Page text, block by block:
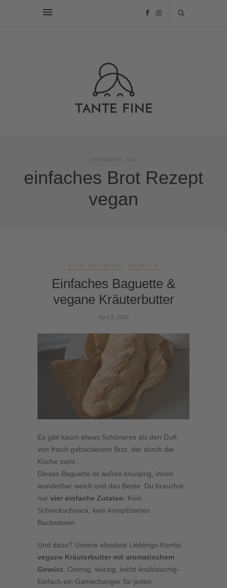
BROWSING TAG
einfaches Brot Rezept
vegan
ALLE BEITRÄGE REZEPTE
Einfaches Baguette &
vegane Kräuterbutter
April 2, 2026
Es gibt kaum etwas Schöneres als den Duft
von frisch gebackenem Brot, der durch die
Küche zieht…
Dieses Baguette ist außen knusprig, innen
wunderbar weich und das Beste: Du brauchst
nur vier einfache Zutaten . Kein
Schnickschnack, kein kompliziertes
Backwissen.
Und dazu? Unsere absolute Lieblings-Kombi:
vegane Kräuterbutter mit aromatischem
Gewürz . Cremig, würzig, leicht knoblauchig-
Einfach ein Gamechanger für jeden